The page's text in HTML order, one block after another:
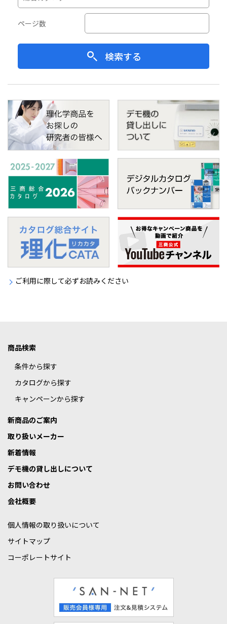
ページ数
検索する
ご利用に際して必ずお読みください
商品検索
条件から探す
カタログから探す
キャンペーンから探す
新商品のご案内
取り扱いメーカー
新着情報
デモ機の貸し出しについて
お問い合わせ
会社概要
個人情報の取り扱いについて
サイトマップ
コーポレートサイト